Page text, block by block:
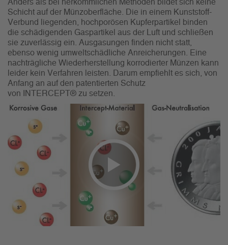
Anders als bei herkömmlichen Methoden bildet sich keine
Schicht auf der Münzoberfläche. Die in einem Kunststoff-
Verbund liegenden, hochporösen Kupferpartikel binden
die schädigenden Gaspartikel aus der Luft und schließen
sie zuverlässig ein. Ausgasungen finden nicht statt,
ebenso wenig umweltschädliche Anreicherungen. Eine
nachträgliche Wiederherstellung korrodierter Münzen kann
leider kein Verfahren leisten. Darum empfiehlt es sich, von
Anfang an auf den patentierten Schutz
von INTERCEPT® zu setzen.